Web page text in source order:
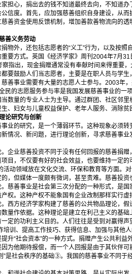
担心，捐出去的钱不知道最终去向，不知道
信度。首先，应加强慈善组织自身建设，从
善资金使用反馈机制，增加善款善物流向的
善义务劳动
外，还包括志愿者的“义工”行为，以及按照
要方式。英国《经济学家》周刊2004年7月
指出，现金捐赠通常没有奉献时间来得重要，
鼓励人们当志愿者，主要是在职人员与学生
善事业需要有大量的志愿人士参与。2003年
民的志愿服务参与率是我国发展慈善事业的一项
量的专业人士为主导。通过群团、社区邻里
、妇女与儿童权益保护、老年人服务、消除
论研究与创新
的研究，是一个薄弱环节。这种现象必须转
情况、新问题，进行理论创新，寻求慈善事
业慈善投资不同于没有任何回报的慈善捐赠
目，不仅要有好的社会效益，也要维持一定
活动领域放在文化交流、环保和教育等方面。
，但媒体一度颇有微词，甚至责难。慈善投
善事业是社会第三次分配的一种形式，是国
权。这种产权不能象国有企业改制那样实行虚
方经济学家构建了慈善的公共物品理论，假
量作依据。这种理论是建立在利己主义的基
定的功利主义目的。人们往往是受到对赢得
培训、提高工作技巧、获得信息、加强与其他
升“社会资本”的一种方式。捐赠产生公共利
为他期待报偿，而一个人回报是由于其伙伴
”是社会秩序的基础③。我国的慈善事业不同